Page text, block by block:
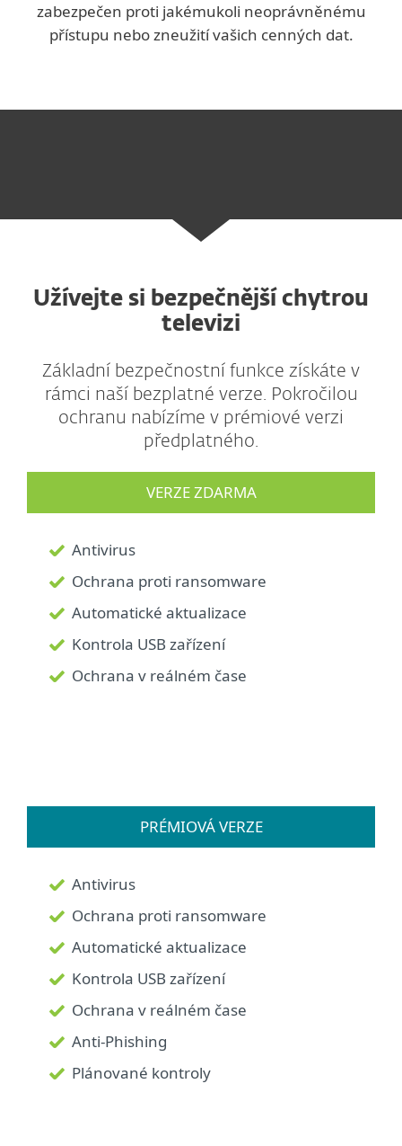
zabezpečen proti jakémukoli neoprávněnému
přístupu nebo zneužití vašich cenných dat.
Užívejte si bezpečnější chytrou
televizi
Základní bezpečnostní funkce získáte v
rámci naší bezplatné verze. Pokročilou
ochranu nabízíme v prémiové verzi
předplatného.
VERZE ZDARMA
Antivirus
Ochrana proti ransomware
Automatické aktualizace
Kontrola USB zařízení
Ochrana v reálném čase
PRÉMIOVÁ VERZE
Antivirus
Ochrana proti ransomware
Automatické aktualizace
Kontrola USB zařízení
Ochrana v reálném čase
Anti-Phishing
Plánované kontroly